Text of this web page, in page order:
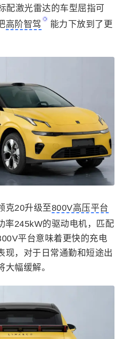
配激光雷达的车型屈指可
高阶智驾
能力下放到了更
克20升级至800V高压平台
率245kW的驱动电机，匹配
平台意味着更快的充电
现，对于日常通勤和短途出
幅缓解。